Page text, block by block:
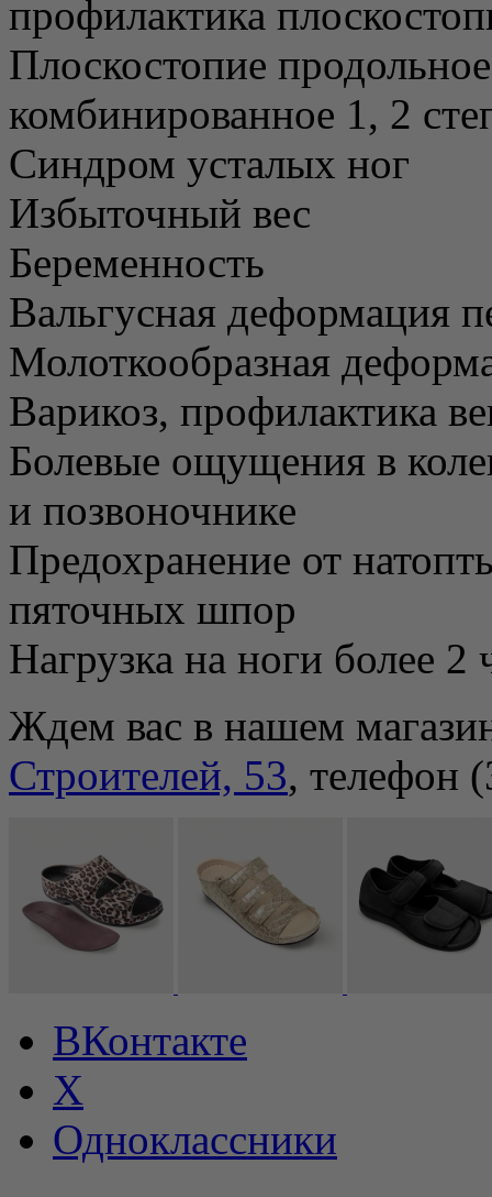
профилактика
Плоскостопие
комбинированное 1, 2
Синдром усталых ног
Избыточный вес
Беременность
Вальгусная деформация
Молоткообразная
Варикоз, профилактика
Болевые ощущения в
и позвоночнике
Предохранение от
пяточных шпор
Нагрузка на ноги более 2
Ждем вас в нашем
Строителей, 53, телефон
ВКонтакте
X
Одноклассники